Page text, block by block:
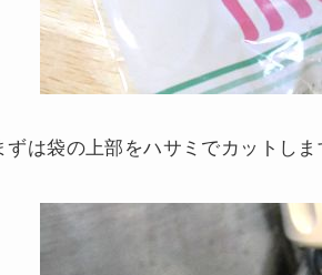
ずは袋の上部をハサミでカットしま